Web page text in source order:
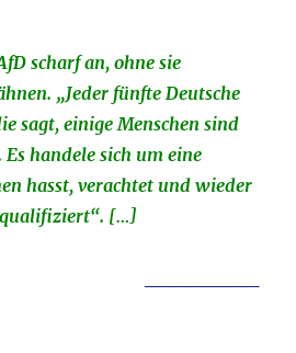
scharf an, ohne sie
„Jeder fünfte Deutsche
sagt, einige Menschen sind
handele sich um eine
hasst, verachtet und wieder
[…]